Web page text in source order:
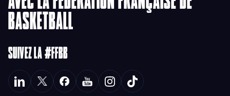
BASKETBALL
SUIVEZ LA #FFBB